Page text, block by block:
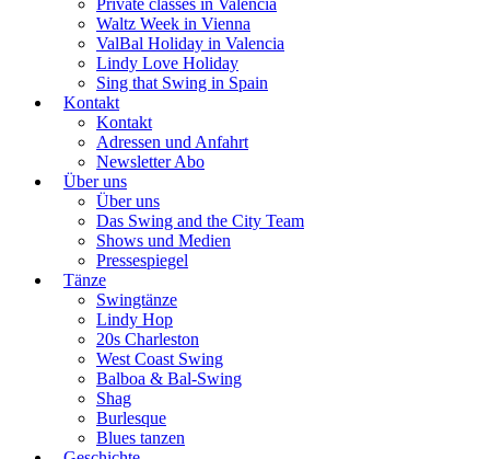
Private classes in Valencia
Waltz Week in Vienna
ValBal Holiday in Valencia
Lindy Love Holiday
Sing that Swing in Spain
Kontakt
Kontakt
Adressen und Anfahrt
Newsletter Abo
Über uns
Über uns
Das Swing and the City Team
Shows und Medien
Pressespiegel
Tänze
Swingtänze
Lindy Hop
20s Charleston
West Coast Swing
Balboa & Bal-Swing
Shag
Burlesque
Blues tanzen